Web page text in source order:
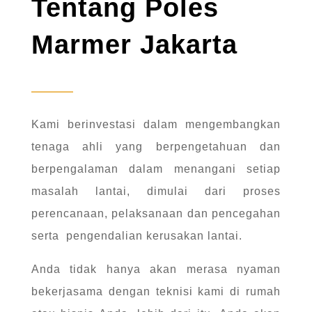
Tentang Poles
Marmer Jakarta
Kami berinvestasi dalam mengembangkan
tenaga ahli yang berpengetahuan dan
berpengalaman dalam menangani setiap
masalah lantai, dimulai dari proses
perencanaan, pelaksanaan dan pencegahan
serta pengendalian kerusakan lantai.
Anda tidak hanya akan merasa nyaman
bekerjasama dengan teknisi kami di rumah